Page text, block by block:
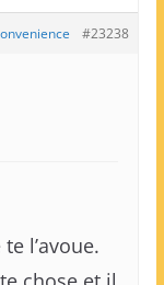
#23238
l’avoue.